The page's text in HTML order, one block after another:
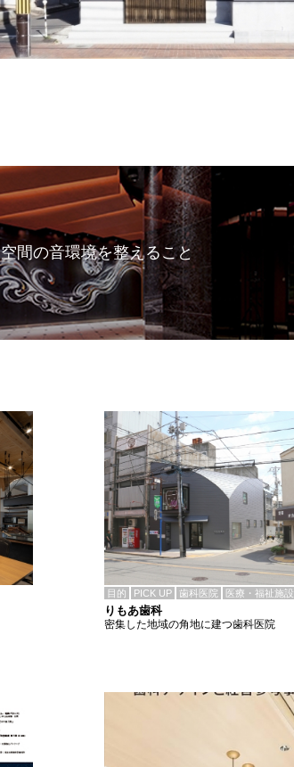
空間の音環境を整えること
目的 PICK UP 歯科医院 医療・福祉施設
りもあ歯科
密集した地域の角地に建つ歯科医院